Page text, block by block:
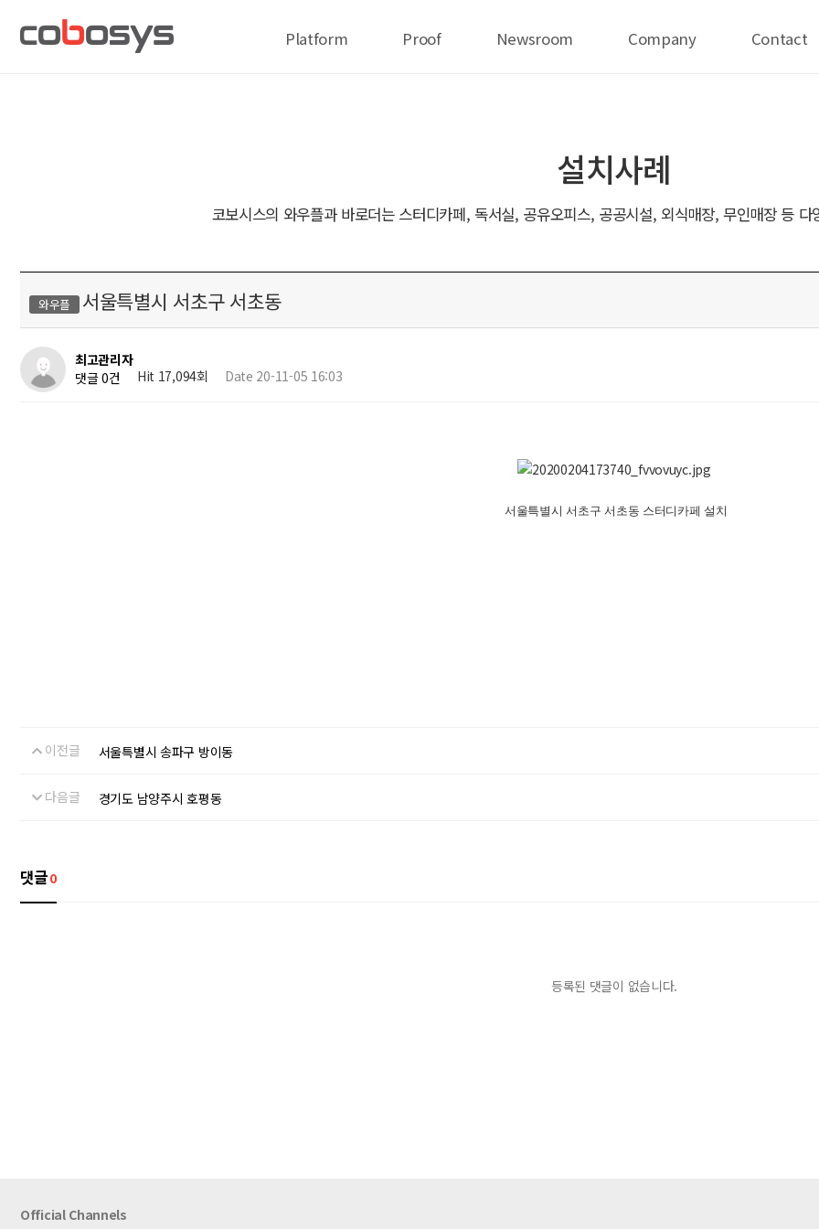
Platform Proof Newsroom Company Contact
설치사례
코보시스의 와우플과 바로더는 스터디카페, 독서실, 공유오피스, 공공시설, 외식매장, 무인매장 등
와우플 서울특별시 서초구 서초동
최고관리자
댓글 0건
Hit 17,094회 Date 20-11-05 16:03
서울특별시 서초구 서초동 스터디카페 설치
이전글 서울특별시 송파구 방이동
다음글 경기도 남양주시 호평동
댓글0
등록된 댓글이 없습니다.
Official Channels